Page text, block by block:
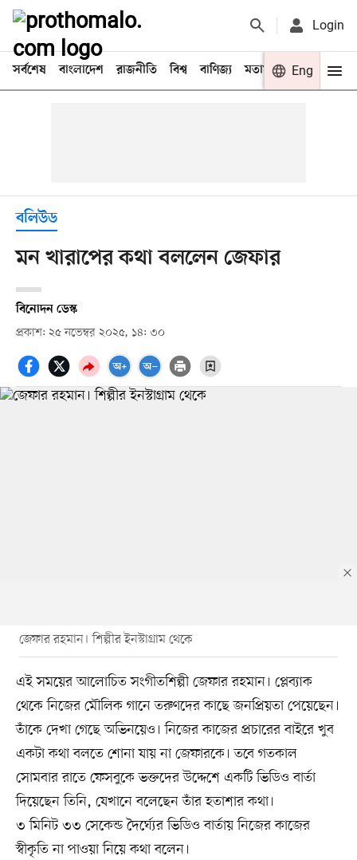
Login
সর্বশেষ বাংলাদেশ রাজনীতি বিশ্ব বাণিজ্য মতামত খেলা
Eng
বলিউড
মন খারাপের কথা বললেন জেফার
বিনোদন ডেস্ক
প্রকাশ: ২৫ নভেম্বর ২০২৫, ১৪: ৩০
জেফার রহমান। শিল্পীর ইনস্টাগ্রাম থেকে
এই সময়ের আলোচিত সংগীতশিল্পী জেফার রহমান। প্লেব্যাক
থেকে নিজের মৌলিক গানে তরুণদের কাছে জনপ্রিয়তা পেয়েছেন।
তাঁকে দেখা গেছে অভিনয়েও। নিজের কাজের প্রচারের বাইরে খুব
একটা কথা বলতে শোনা যায় না জেফারকে। তবে গতকাল
সোমবার রাতে ফেসবুকে ভক্তদের উদ্দেশে একটি ভিডিও বার্তা
দিয়েছেন তিনি, যেখানে বলেছেন তাঁর হতাশার কথা।
৩ মিনিট ৩৩ সেকেন্ড দৈর্ঘ্যের ভিডিও বার্তায় নিজের কাজের
স্বীকৃতি না পাওয়া নিয়ে কথা বলেন।